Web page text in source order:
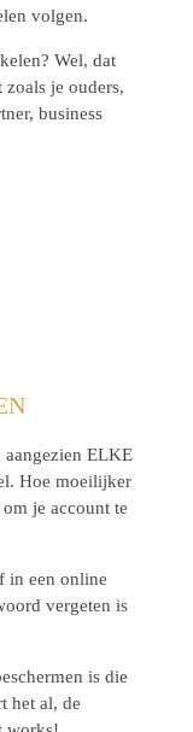
volgen.
Wel, dat
je ouders,
business
aangezien ELKE
Hoe moeilijker
je account te
in een online
vergeten is
is die
het al, de